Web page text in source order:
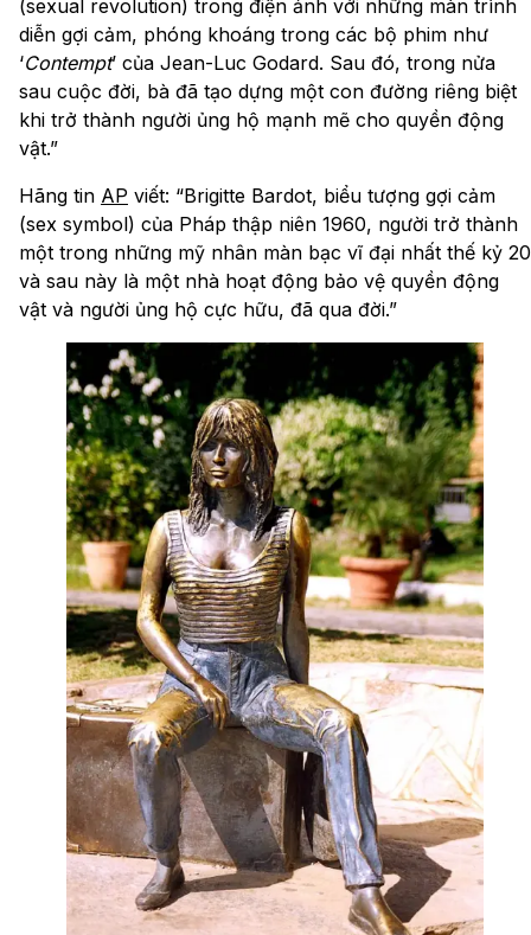
(sexual revolution) trong điện ảnh với những màn trình
diễn gợi cảm, phóng khoáng trong các bộ phim như
‘Contempt’ của Jean-Luc Godard. Sau đó, trong nửa
sau cuộc đời, bà đã tạo dựng một con đường riêng biệt
khi trở thành người ủng hộ mạnh mẽ cho quyền động
vật.”
Hãng tin AP viết: “Brigitte Bardot, biểu tượng gợi cảm
(sex symbol) của Pháp thập niên 1960, người trở thành
một trong những mỹ nhân màn bạc vĩ đại nhất thế kỷ 20
và sau này là một nhà hoạt động bảo vệ quyền động
vật và người ủng hộ cực hữu, đã qua đời.”